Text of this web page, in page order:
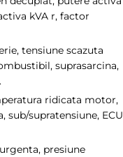
kVA r, factor
tensiune scazuta
suprasarcina,
ridicata motor,
sub/supratensiune, ECU
presiune